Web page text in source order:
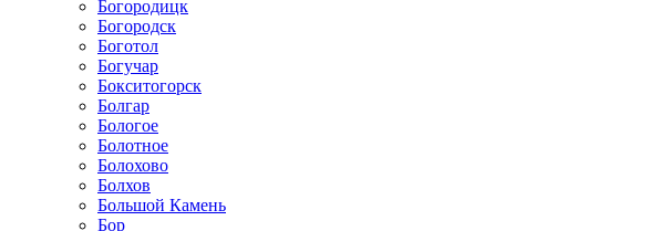
Богородицк
Богородск
Боготол
Богучар
Бокситогорск
Болгар
Бологое
Болотное
Болохово
Болхов
Большой Камень
Бор